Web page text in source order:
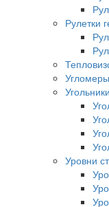
Рулетки
Угломеры
Угольники
Уровни